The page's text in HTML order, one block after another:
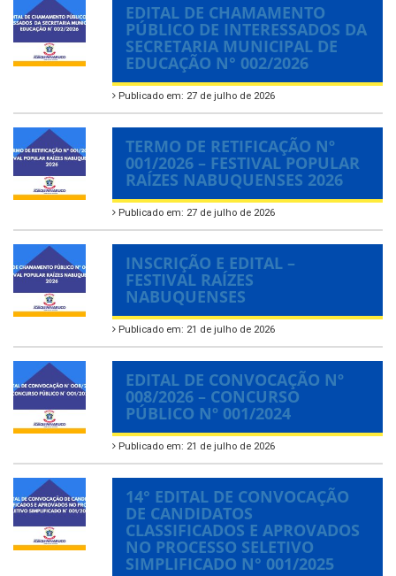
EDITAL DE CHAMAMENTO
PÚBLICO DE INTERESSADOS DA
SECRETARIA MUNICIPAL DE
EDUCAÇÃO N° 002/2026
Publicado em: 27 de julho de 2026
TERMO DE RETIFICAÇÃO Nº
001/2026 – FESTIVAL POPULAR
RAÍZES NABUQUENSES 2026
Publicado em: 27 de julho de 2026
INSCRIÇÃO E EDITAL –
FESTIVAL RAÍZES
NABUQUENSES
Publicado em: 21 de julho de 2026
EDITAL DE CONVOCAÇÃO Nº
008/2026 – CONCURSO
PÚBLICO Nº 001/2024
Publicado em: 21 de julho de 2026
14° EDITAL DE CONVOCAÇÃO
DE CANDIDATOS
CLASSIFICADOS E APROVADOS
NO PROCESSO SELETIVO
SIMPLIFICADO N° 001/2025